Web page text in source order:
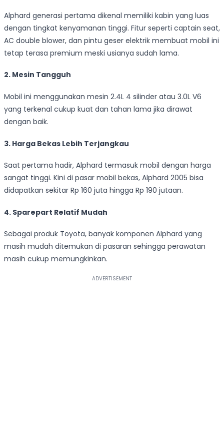
Alphard generasi pertama dikenal memiliki kabin yang luas
dengan tingkat kenyamanan tinggi. Fitur seperti captain seat,
AC double blower, dan pintu geser elektrik membuat mobil ini
tetap terasa premium meski usianya sudah lama.
2. Mesin Tangguh
Mobil ini menggunakan mesin 2.4L 4 silinder atau 3.0L V6
yang terkenal cukup kuat dan tahan lama jika dirawat
dengan baik.
3. Harga Bekas Lebih Terjangkau
Saat pertama hadir, Alphard termasuk mobil dengan harga
sangat tinggi. Kini di pasar mobil bekas, Alphard 2005 bisa
didapatkan sekitar Rp 160 juta hingga Rp 190 jutaan.
4. Sparepart Relatif Mudah
Sebagai produk Toyota, banyak komponen Alphard yang
masih mudah ditemukan di pasaran sehingga perawatan
masih cukup memungkinkan.